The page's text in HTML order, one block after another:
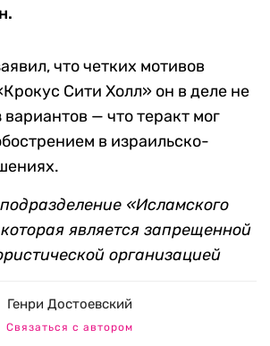
что четких мотивов
Сити Холл» он в деле не
— что теракт мог
в израильско-
«Исламского
является запрещенной
организацией
Генри Достоевский
Связаться с автором